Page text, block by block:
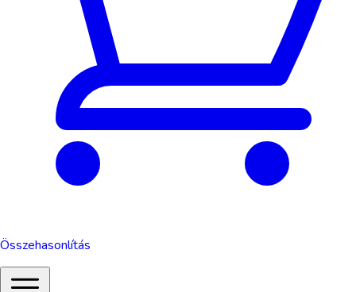
Összehasonlítás